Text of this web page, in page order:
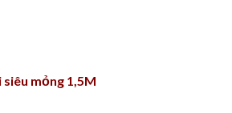
mỏng 1,5M